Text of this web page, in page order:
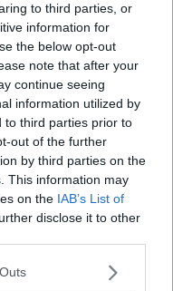
to third parties, or
information for
the below opt-out
note that after your
continue seeing
information utilized by
to third parties prior to
out of the further
by third parties on the
This information may
on the IAB’s List of
disclose it to other
culture
dal G20
civile
internazionale